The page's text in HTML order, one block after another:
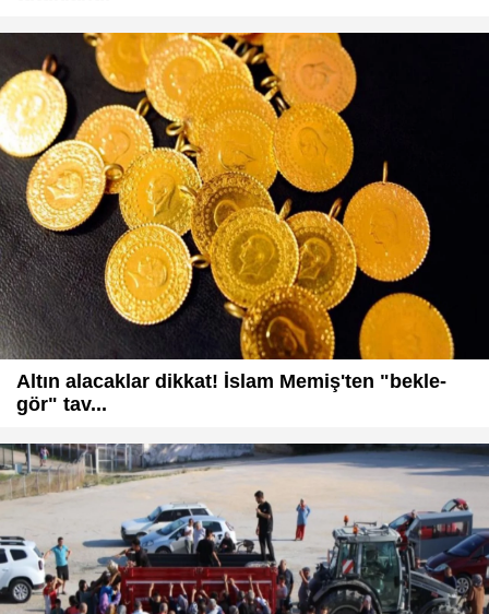
Altın alacaklar dikkat! İslam Memiş'ten "bekle-
gör" tav...